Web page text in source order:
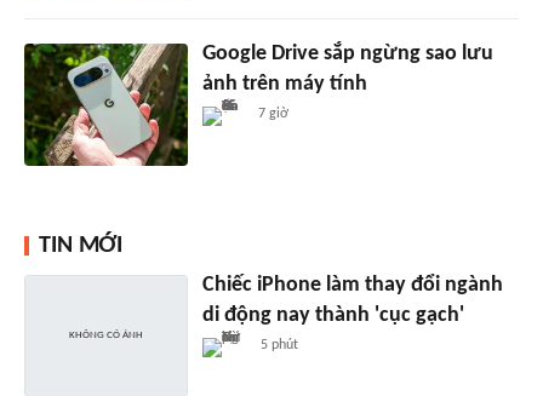
Google Drive sắp ngừng sao lưu
ảnh trên máy tính
7 giờ
TIN MỚI
Chiếc iPhone làm thay đổi ngành
di động nay thành 'cục gạch'
5 phút